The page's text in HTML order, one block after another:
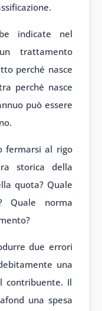
indicate nel
trattamento
perché nasce
perché nasce
può essere
fermarsi al rigo
storica della
quota? Quale
Quale norma
due errori
una
contribuente. Il
una spesa